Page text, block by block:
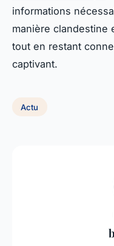
informations
manière clandestine
tout en restant
captivant.
Actu